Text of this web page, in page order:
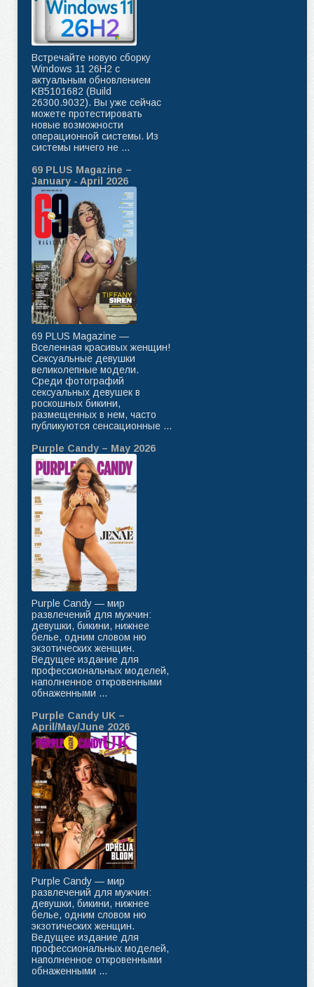
Встречайте новую сборку
Windows 11 26H2 с
актуальным обновлением
KB5101682 (Build
26300.9032). Вы уже сейчас
можете протестировать
новые возможности
операционной системы. Из
системы ничего не ...
69 PLUS Magazine –
January - April 2026
69 PLUS Magazine —
Вселенная красивых женщин!
Сексуальные девушки
великолепные модели.
Среди фотографий
сексуальных девушек в
роскошных бикини,
размещенных в нем, часто
публикуются сенсационные ...
Purple Candy – May 2026
Purple Candy — мир
развлечений для мужчин:
девушки, бикини, нижнее
белье, одним словом ню
экзотических женщин.
Ведущее издание для
профессиональных моделей,
наполненное откровенными
обнаженными ...
Purple Candy UK –
April/May/June 2026
Purple Candy — мир
развлечений для мужчин:
девушки, бикини, нижнее
белье, одним словом ню
экзотических женщин.
Ведущее издание для
профессиональных моделей,
наполненное откровенными
обнаженными ...